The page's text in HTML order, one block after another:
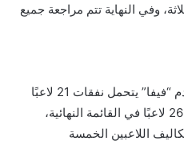
وفي النهاية تتم مراجعة جميع
وأضاف: “الاتحاد الدولي لكرة القدم “فيفا” يتحمل نفقات 21 لاعبًا
فقط، في حين تسمح اللوائح بقيد 26 لاعبًا في القائمة النهائية،
اللاعبين الخمسة